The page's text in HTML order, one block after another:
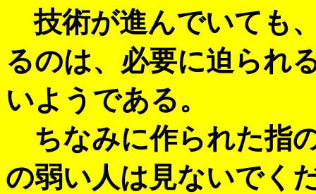
技術が進んでいても
るのは、必要に迫られ
いようである。
ちなみに作られた指
の弱い人は見ないでく